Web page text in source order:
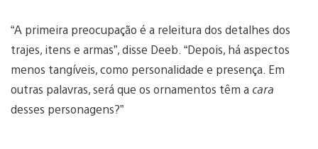
“A primeira preocupação é a releitura dos detalhes dos
trajes, itens e armas”, disse Deeb. “Depois, há aspectos
menos tangíveis, como personalidade e presença. Em
outras palavras, será que os ornamentos têm a cara
desses personagens?”